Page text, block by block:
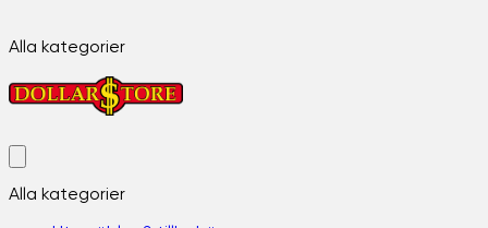
Alla kategorier
Alla kategorier